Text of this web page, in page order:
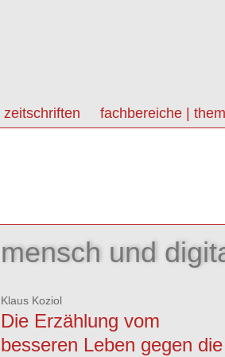
zeitschriften fachbereiche |
mensch und
Klaus Koziol
Die Erzählung vom
besseren Leben gegen die